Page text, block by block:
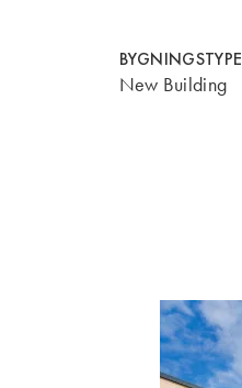
BYGNINGSTYPE
New Building